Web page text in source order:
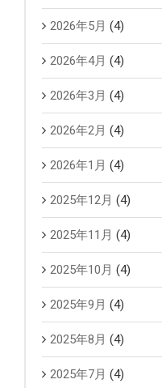
2026年5月 (4)
2026年4月 (4)
2026年3月 (4)
2026年2月 (4)
2026年1月 (4)
2025年12月 (4)
2025年11月 (4)
2025年10月 (4)
2025年9月 (4)
2025年8月 (4)
2025年7月 (4)